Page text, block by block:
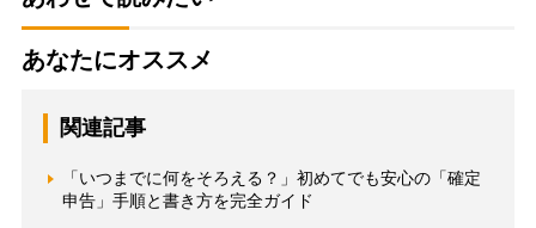
あなたにオススメ
関連記事
「いつまでに何をそろえる？」初めてでも安心の「確定
申告」手順と書き方を完全ガイド